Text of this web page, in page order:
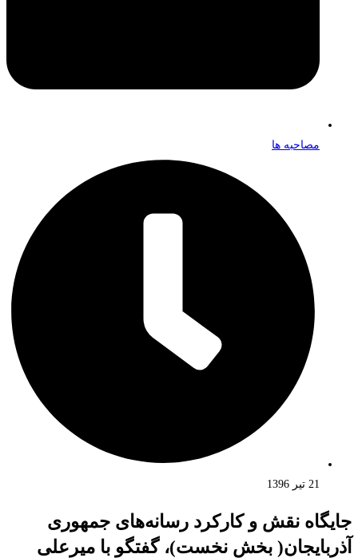
مصاحبه ها
21 تیر 1396
جایگاه نقش و کارکرد رسانه‌های جمهوری
آذربایجان( بخش نخست)، گفتگو با میرعلی